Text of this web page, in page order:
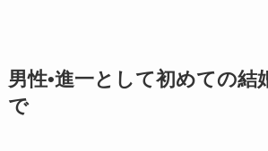
男性•進一として初めての結
で